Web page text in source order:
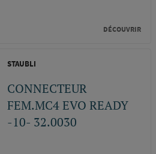
DÉCOUVRIR
STAUBLI
CONNECTEUR
FEM.MC4 EVO READY
-10- 32.0030